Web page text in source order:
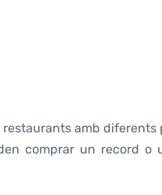
amb diferents
comprar un record o